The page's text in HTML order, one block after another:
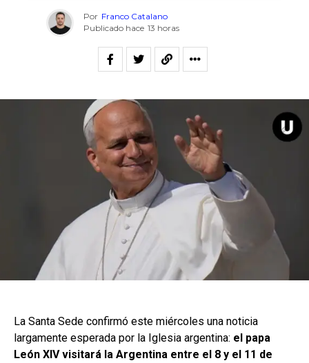
Por Franco Catalano
Publicado hace 13 horas
La Santa Sede confirmó este miércoles una noticia
largamente esperada por la Iglesia argentina: el papa
León XIV visitará la Argentina entre el 8 y el 11 de